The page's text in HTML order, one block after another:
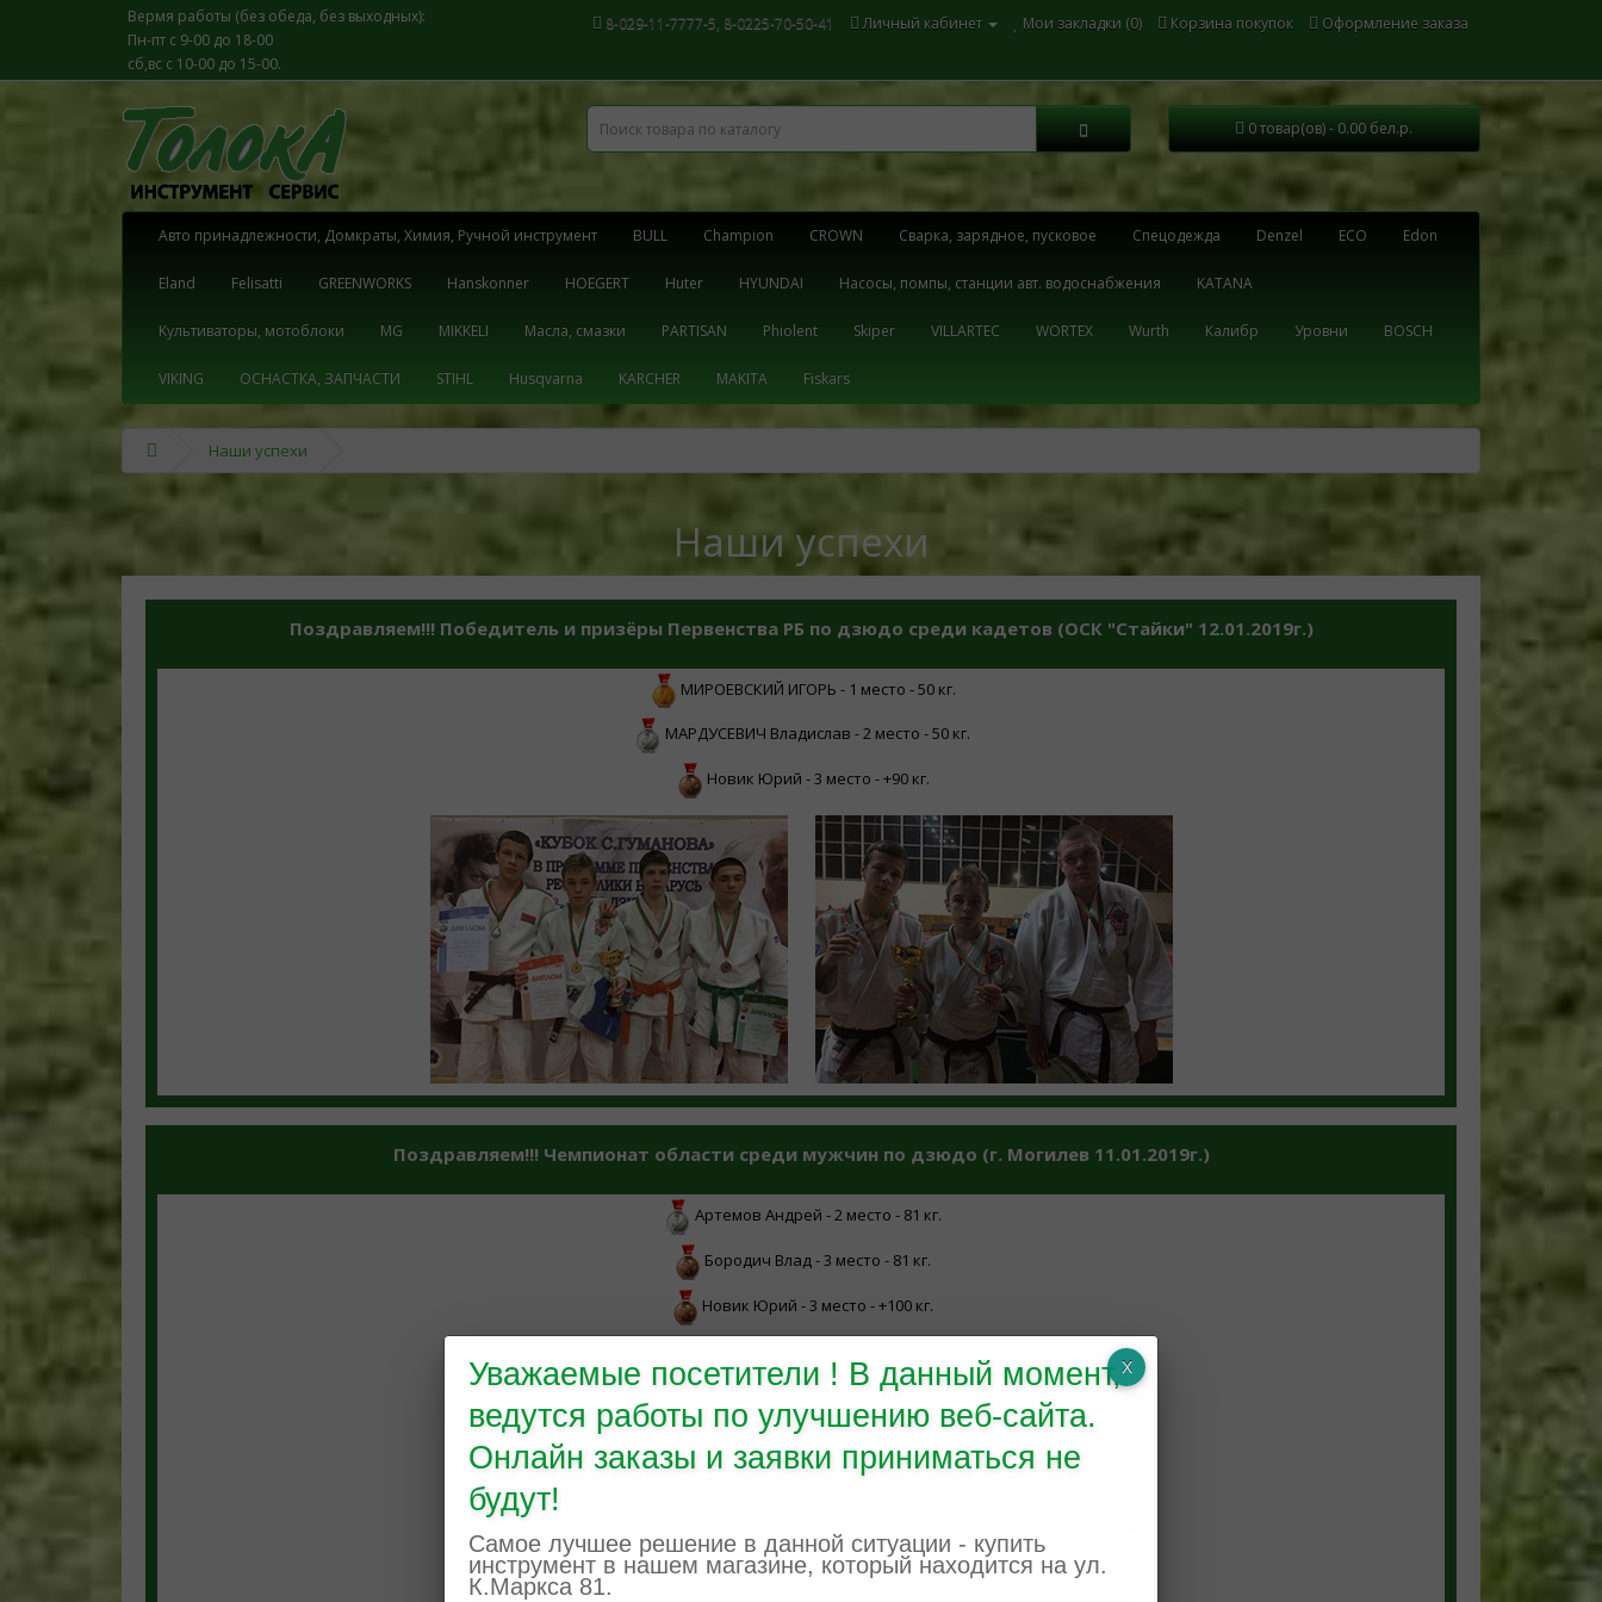
Уважаемые посетители ! В данный момент,
ведутся работы по улучшению веб-сайта.
Онлайн заказы и заявки приниматься не
будут!
Самое лучшее решение в данной ситуации - купить
инструмент в нашем магазине, который находится на ул.
К.Маркса 81.
Вермя работы (без обеда, без выходных):
Пн-пт с 9-00 до 18-00
сб,вс с 10-00 до 15-00.
8-029-11-7777-5, 8-0225-70-50-41 Личный кабинет Мои закладки (0) Корзина покупок Оформление заказа
0 товар(ов) - 0.00 бел.р.
Aвто принадлежности, Домкраты, Химия, Pучной инструмент BULL Champion CROWN Cварка, зарядное, пусковое Cпецодежда Denzel ECO Edon
Eland Felisatti GREENWORKS Hanskonner HOEGERT Huter HYUNDAI Hасосы, помпы, станции авт. водоснабжения KATANA
Kультиваторы, мотоблоки MG MIKKELI Mасла, смазки PARTISAN Phiolent Skiper VILLARTEC WORTEX Wurth Калибр Уровни BOSCH
VIKING OСНАСТКА, ЗАПЧАСТИ STIHL Husqvarna KARCHER MAKITA Fiskars
Наши успехи
Наши успехи
Поздравляем!!! Победитель и призёры Первенства РБ по дзюдо среди кадетов (ОСК "Стайки" 12.01.2019г.)
МИРОЕВСКИЙ ИГОРЬ - 1 место - 50 кг.
МАРДУСЕВИЧ Владислав - 2 место - 50 кг.
Новик Юрий - 3 место - +90 кг.
Поздравляем!!! Чемпионат области среди мужчин по дзюдо (г. Могилев 11.01.2019г.)
Артемов Андрей - 2 место - 81 кг.
Бородич Влад - 3 место - 81 кг.
Новик Юрий - 3 место - +100 кг.